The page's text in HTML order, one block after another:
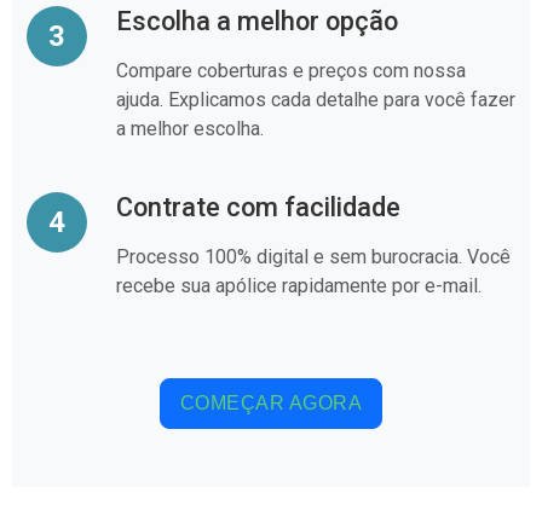
3 Escolha a melhor opção
Compare coberturas e preços com nossa
ajuda. Explicamos cada detalhe para você fazer
a melhor escolha.
4 Contrate com facilidade
Processo 100% digital e sem burocracia. Você
recebe sua apólice rapidamente por e-mail.
COMEÇAR AGORA